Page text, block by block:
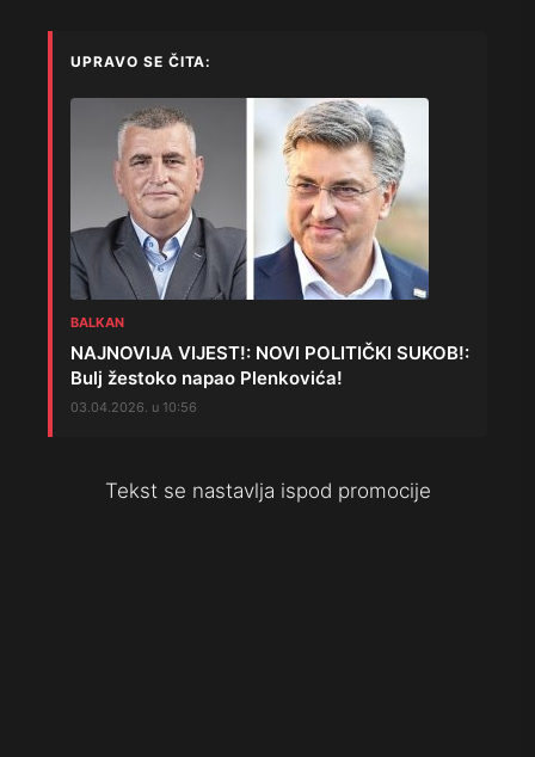
UPRAVO SE ČITA:
BALKAN
NAJNOVIJA VIJEST!: NOVI POLITIČKI SUKOB!:
Bulj žestoko napao Plenkovića!
03.04.2026. u 10:56
Tekst se nastavlja ispod promocije